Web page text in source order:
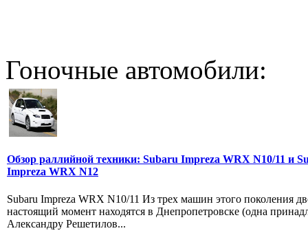
Гоночные автомобили:
Обзор раллийной техники: Subaru Impreza WRX N10/11 и
Impreza WRX N12
Subaru Impreza WRX N10/11 Из трех машин этого поколения
настоящий момент находятся в Днепропетровске (одна
Александру Решетилов...